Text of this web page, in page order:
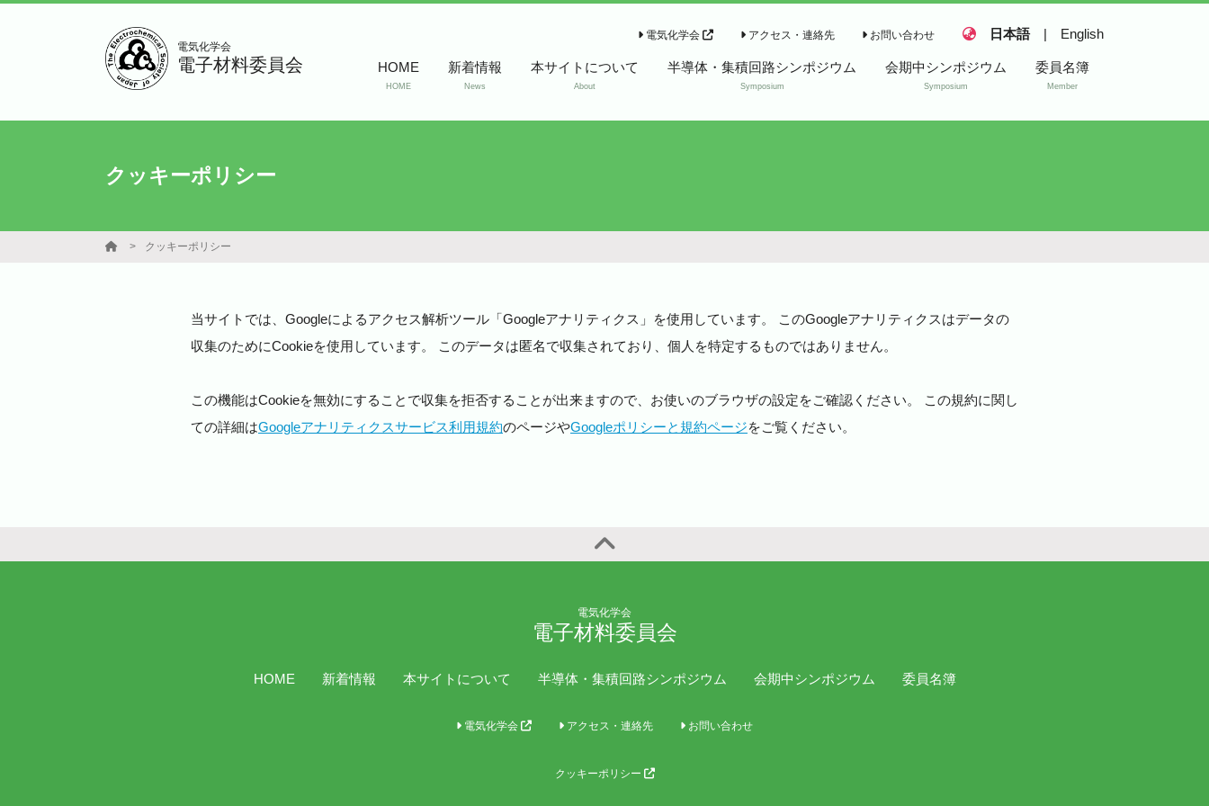
電気化学会
電子材料委員会
電気化学会 アクセス・連絡先 お問い合わせ 日本語 | English
HOME
HOME
新着情報
News
本サイトについて
About
半導体・集積回路シンポジウム
Symposium
会期中シンポジウム
Symposium
委員名簿
Member
クッキーポリシー
クッキーポリシー
当サイトでは、Googleによるアクセス解析ツール「Googleアナリティクス」を使用しています。 このGoogleアナリティクスはデータの
収集のためにCookieを使用しています。 このデータは匿名で収集されており、個人を特定するものではありません。
この機能はCookieを無効にすることで収集を拒否することが出来ますので、お使いのブラウザの設定をご確認ください。 この規約に関し
ての詳細はGoogleアナリティクスサービス利用規約のページやGoogleポリシーと規約ページをご覧ください。
電気化学会
電子材料委員会
HOME 新着情報 本サイトについて 半導体・集積回路シンポジウム 会期中シンポジウム 委員名簿
電気化学会 アクセス・連絡先 お問い合わせ
クッキーポリシー